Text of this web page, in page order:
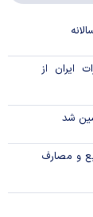
ایران از
شد
و مصارف